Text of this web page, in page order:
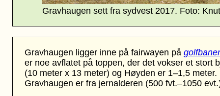
Gravhaugen ligger inne på fairwayen på
er noe avflatet på toppen, der det vokser et stort
(10 meter x 13 meter) og Høyden er 1–1,5 meter.
Gravhaugen er fra jernalderen (500 fvt.–1050
Gravhaugen sett fra sydvest 2017. Foto: